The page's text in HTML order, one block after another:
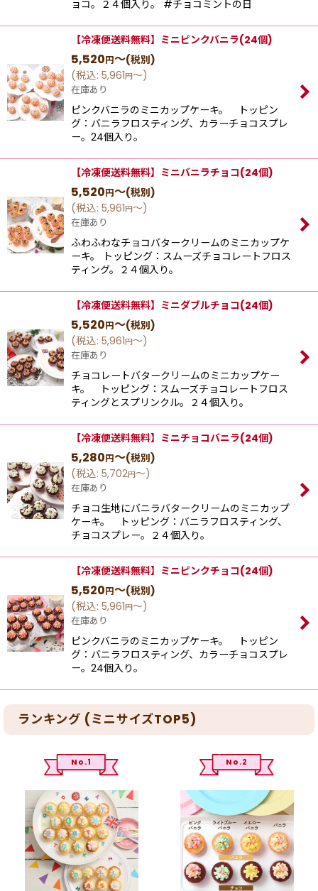
ョコ。２４個入り。 #チョコミントの日
【冷凍便送料無料】ミニピンクバニラ(24個)
5,520円～(税別)
(税込: 5,961円～)
在庫あり
ピンクバニラのミニカップケーキ。 トッピン
グ：バニラフロスティング、カラーチョコスプレ
ー。24個入り。
【冷凍便送料無料】ミニバニラチョコ(24個)
5,520円～(税別)
(税込: 5,961円～)
在庫あり
ふわふわなチョコバタークリームのミニカップケ
ーキ。 トッピング：スムーズチョコレートフロス
ティング。２４個入り。
【冷凍便送料無料】ミニダブルチョコ(24個)
5,520円～(税別)
(税込: 5,961円～)
在庫あり
チョコレートバタークリームのミニカップケー
キ。 トッピング：スムーズチョコレートフロス
ティングとスプリンクル。２４個入り。
【冷凍便送料無料】ミニチョコバニラ(24個)
5,280円～(税別)
(税込: 5,702円～)
在庫あり
チョコ生地にバニラバタークリームのミニカップ
ケーキ。 トッピング：バニラフロスティング、
チョコスプレー。２４個入り。
【冷凍便送料無料】ミニピンクチョコ(24個)
5,520円～(税別)
(税込: 5,961円～)
在庫あり
ピンクバニラのミニカップケーキ。 トッピン
グ：バニラフロスティング、カラーチョコスプレ
ー。24個入り。
ランキング (ミニサイズTOP5)
No.1 No.2